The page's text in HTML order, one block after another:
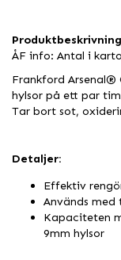
ÅF info: Antal i
Frankford Arsenal®
hylsor på ett par
Tar bort sot,
Detaljer:
Effektiv
Används med
Kapaciteten
9mm hylsor